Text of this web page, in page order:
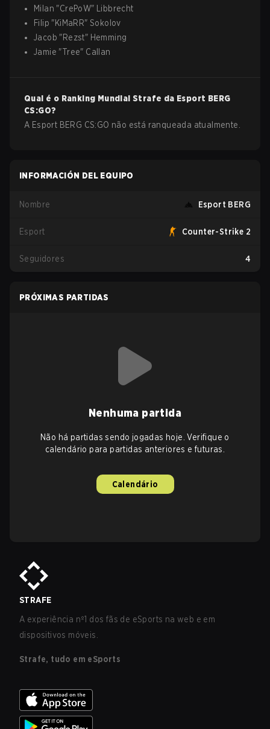
Milan "CrePoW"
Libbrecht
Filip "KiMaRR"Sokolov
Jacob "Rezst" Hemming
Jamie "Tree" Callan
Qual é o Ranking Mundial Strafe da Esport BERG
CS:GO?
A Esport BERG CS:GO não está ranqueada atualmente.
INFORMACIÓN DEL EQUIPO
Nombre Esport BERG
Esport Counter-Strike 2
Seguidores 4
PRÓXIMAS PARTIDAS
Nenhuma partida
Não há partidas sendo jogadas hoje. Verifique o
calendário para partidas anteriores e futuras.
Calendário
STRAFE
A experiência nº1 dos fãs de eSports na web e em
dispositivos móveis.
Strafe, tudo em eSports